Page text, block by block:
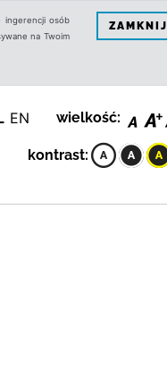
ingerencji osób
na Twoim
ZAMKNIJ
EN wielkość:
kontrast: